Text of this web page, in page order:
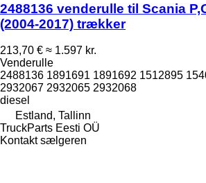
2488136 venderulle til Scania
(2004-2017) trækker
213,70 € ≈ 1.597 kr.
Venderulle
2488136 1891691 1891692 1512895
2932067 2932065 2932068
diesel
Estland, Tallinn
TruckParts Eesti OÜ
Kontakt sælgeren